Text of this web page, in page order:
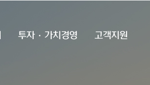
투자·가치경영 고객지원